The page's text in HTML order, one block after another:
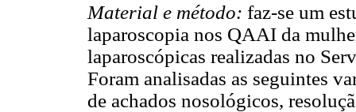
Material e método: faz-se um
laparoscopia nos QAAI da
laparoscópicas realizadas no
Foram analisadas as seguintes
de achados nosológicos,